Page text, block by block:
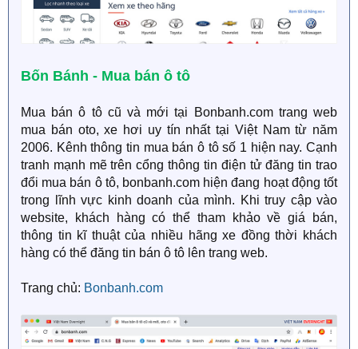
Bốn Bánh - Mua bán ô tô
Mua bán ô tô cũ và mới tại Bonbanh.com trang web
mua bán oto, xe hơi uy tín nhất tại Việt Nam từ năm
2006. Kênh thông tin mua bán ô tô số 1 hiện nay. Cạnh
tranh mạnh mẽ trên cổng thông tin điện tử đăng tin trao
đổi mua bán ô tô, bonbanh.com hiện đang hoạt động tốt
trong lĩnh vực kinh doanh của mình. Khi truy cập vào
website, khách hàng có thể tham khảo về giá bán,
thông tin kĩ thuật của nhiều hãng xe đồng thời khách
hàng có thể đăng tin bán ô tô lên trang web.
Trang chủ: Bonbanh.com